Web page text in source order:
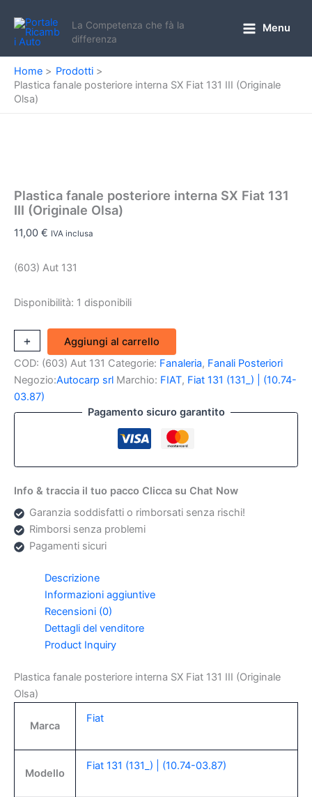
contenuto
La Competenza che fà la
differenza
Menu
Home
Prodotti
Plastica fanale posteriore interna SX Fiat 131 III (Originale
Olsa)
Plastica fanale posteriore interna SX Fiat 131
III (Originale Olsa)
11,00 € IVA inclusa
(603) Aut 131
Disponibilità: 1 disponibili
-
Plastica
fanale
posteriore
interna
SX
+
Aggiungi al carrello
COD: (603) Aut 131 Categorie: Fanaleria, Fanali Posteriori
Negozio:Autocarp srl Marchio: FIAT, Fiat 131 (131_) | (10.74-
03.87)
Pagamento sicuro garantito
Info & traccia il tuo pacco Clicca su Chat Now
Garanzia soddisfatti o rimborsati senza rischi!
Rimborsi senza problemi
Pagamenti sicuri
Descrizione
Informazioni aggiuntive
Recensioni (0)
Dettagli del venditore
Product Inquiry
Plastica fanale posteriore interna SX Fiat 131 III (Originale
Olsa)
Marca
Fiat
Modello
Fiat 131 (131_) | (10.74-03.87)